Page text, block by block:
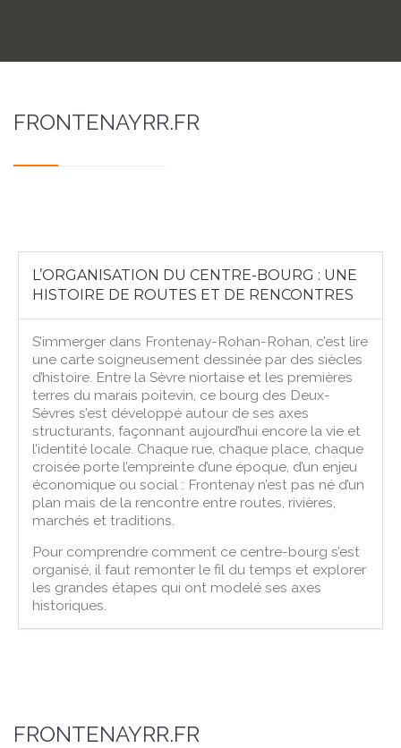
FRONTENAYRR.FR
L’ORGANISATION DU CENTRE-BOURG : UNE
HISTOIRE DE ROUTES ET DE RENCONTRES
S’immerger dans Frontenay-Rohan-Rohan, c’est lire
une carte soigneusement dessinée par des siècles
d’histoire. Entre la Sèvre niortaise et les premières
terres du marais poitevin, ce bourg des Deux-
Sèvres s’est développé autour de ses axes
structurants, façonnant aujourd’hui encore la vie et
l’identité locale. Chaque rue, chaque place, chaque
croisée porte l’empreinte d’une époque, d’un enjeu
économique ou social : Frontenay n’est pas né d’un
plan mais de la rencontre entre routes, rivières,
marchés et traditions.
Pour comprendre comment ce centre-bourg s’est
organisé, il faut remonter le fil du temps et explorer
les grandes étapes qui ont modelé ses axes
historiques.
FRONTENAYRR.FR